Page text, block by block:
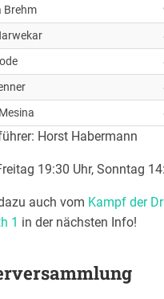
Brehm
Horst Habermann
19:30 Uhr, Sonntag
auch vom Kampf der
1 in der nächsten Info!